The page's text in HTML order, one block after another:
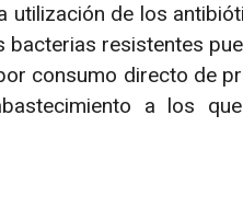
utilización de los
bacterias resistentes
consumo directo de
a los